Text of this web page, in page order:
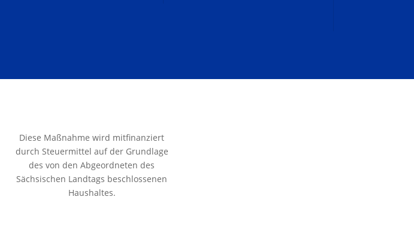
Diese Maßnahme wird mitfinanziert
durch Steuermittel auf der Grundlage
des von den Abgeordneten des
Sächsischen Landtags beschlossenen
Haushaltes.